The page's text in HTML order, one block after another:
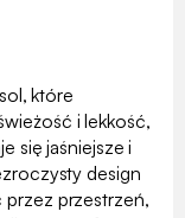
które
i lekkość,
się jaśniejsze i
design
przez przestrzeń,